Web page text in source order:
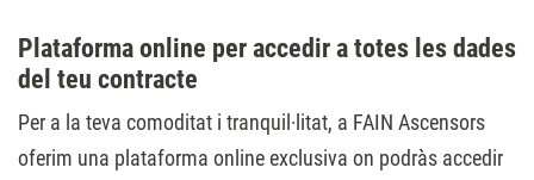
Plataforma online per accedir a totes les dades
del teu contracte
Per a la teva comoditat i tranquil·litat, a FAIN Ascensors
oferim una plataforma online exclusiva on podràs accedir